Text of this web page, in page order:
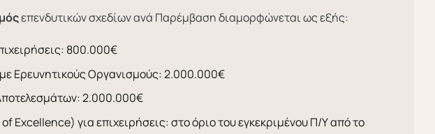
επενδυτικών σχεδίων ανά Παρέμβαση διαμορφώνεται ως εξής:
800.000€
Ερευνητικούς Οργανισμούς: 2.000.000€
2.000.000€
Excellence) για επιχειρήσεις: στο όριο του εγκεκριμένου Π/Υ από το